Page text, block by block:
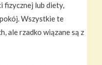
fizycznej lub diety,
Wszystkie te
ale rzadko wiązane są z